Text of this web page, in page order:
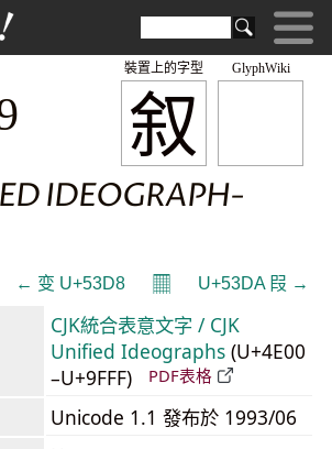
GlyphWiki
叙
裝置上的字型
IDEOGRAPH-
← 变 U+53D8 𝄜 U+53DA 叚 →
CJK統合表意文字 / CJK
Unified Ideographs (U+4E00
–U+9FFF)
PDF表格
Unicode 1.1 發布於 1993/06